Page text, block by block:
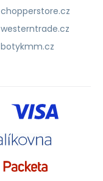
chopperstore.cz
westerntrade.cz
botykmm.cz